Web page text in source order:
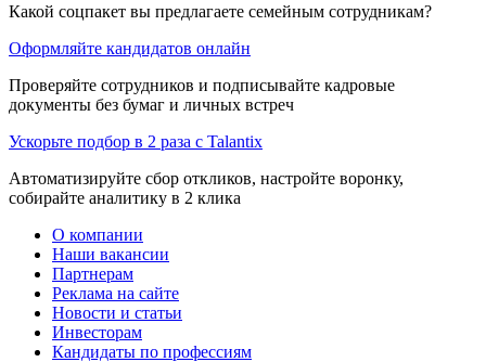
Какой соцпакет вы предлагаете семейным сотрудникам?
Оформляйте кандидатов онлайн
Проверяйте сотрудников и подписывайте кадровые
документы без бумаг и личных встреч
Ускорьте подбор в 2 раза с Talantix
Автоматизируйте сбор откликов, настройте воронку,
собирайте аналитику в 2 клика
О компании
Наши вакансии
Партнерам
Реклама на сайте
Новости и статьи
Инвесторам
Кандидаты по профессиям